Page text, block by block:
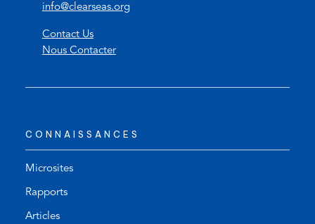
o
n
t
e
p
info@clearseas.org(
s
f
a
Contact Us
Nous Contacter
CONNAISSANCES
Microsites
Rapports
Articles